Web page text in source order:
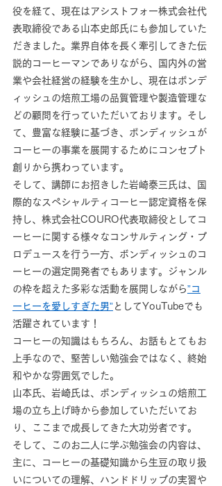
役を経て、現在はアシストフォー株式会社代
表取締役である山本史郎氏にも参加していた
だきました。業界自体を長く牽引してきた伝
説的コーヒーマンでありながら、国内外の営
業や会社経営の経験を生かし、現在はボンデ
ィッシュの焙煎工場の品質管理や製造管理な
どの顧問を行っていただいております。そし
て、豊富な経験に基づき、ボンディッシュが
コーヒーの事業を展開するためにコンセプト
創りから携わっています。
そして、講師にお招きした岩崎泰三氏は、国
際的なスペシャルティコーヒー認定資格を保
持し、株式会社COURO代表取締役としてコ
ーヒーに関する様々なコンサルティング・プ
ロデュースを行う一方、ボンディッシュのコ
ーヒーの選定開発者でもあります。ジャンル
の枠を超えた多彩な活動を展開しながら”コ
ーヒーを愛しすぎた男” としてYouTubeでも
活躍されています！
コーヒーの知識はもちろん、お話もとてもお
上手なので、堅苦しい勉強会ではなく、終始
和やかな雰囲気でした。
山本氏、岩崎氏は、ボンディッシュの焙煎工
場の立ち上げ時から参加していただいてお
り、ここまで成長してきた大功労者です。
そして、このお二人に学ぶ勉強会の内容は、
主に、コーヒーの基礎知識から生豆の取り扱
いについての理解、ハンドドリップの実習や